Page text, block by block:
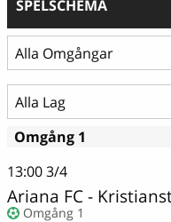
SPELSCHEMA
Omgång 1
13:003/4
Ariana FC -
Omgång 1